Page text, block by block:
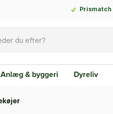
Prismatch
Anlæg & byggeri Dyreliv